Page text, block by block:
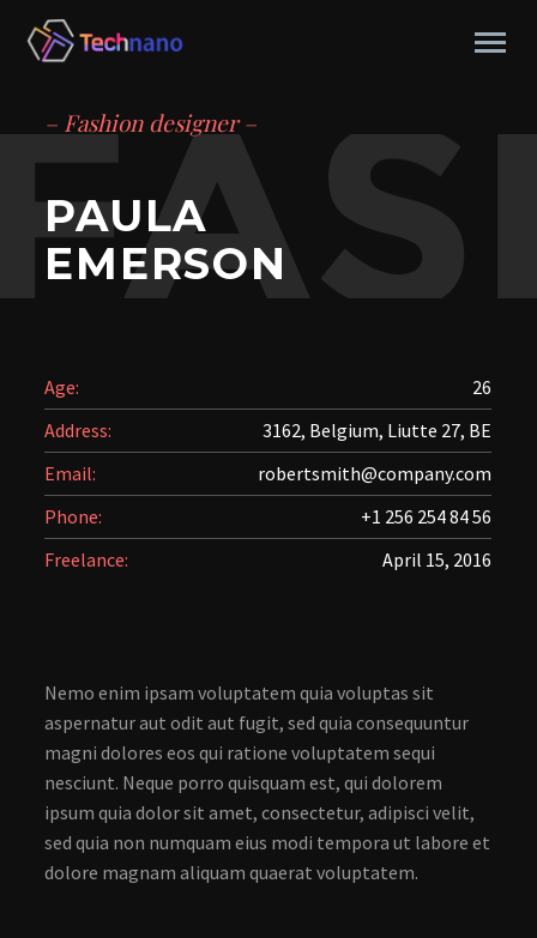
– Fashion designer –
PAULA
EMERSON
Age:
26
Address:
3162, Belgium, Liutte 27, BE
Email:
robertsmith@company.com
Phone:
+1 256 254 84 56
Freelance:
April 15, 2016
Nemo enim ipsam voluptatem quia voluptas sit
aspernatur aut odit aut fugit, sed quia consequuntur
magni dolores eos qui ratione voluptatem sequi
nesciunt. Neque porro quisquam est, qui dolorem
ipsum quia dolor sit amet, consectetur, adipisci velit,
sed quia non numquam eius modi tempora ut labore et
dolore magnam aliquam quaerat voluptatem.